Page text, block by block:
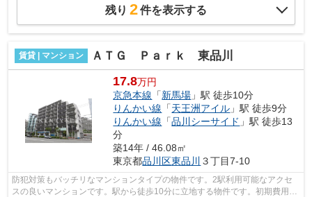
残り 2件を表示する
賃貸 | マンション ＡＴＧ Ｐａｒｋ 東品川
17.8万円
京急本線 「新馬場 」駅 徒歩10分
りんかい線 「天王洲アイル 」駅 徒歩9分
りんかい線 「品川シーサイド 」駅 徒歩13
分
築14年 / 46.08㎡
東京都品川区東品川 ３丁目7-10
防犯対策もバッチリなマンションタイプの物件です。2駅利用可能なアクセ
スの良いマンションです。駅から徒歩10分に立地する物件です。初期費用の